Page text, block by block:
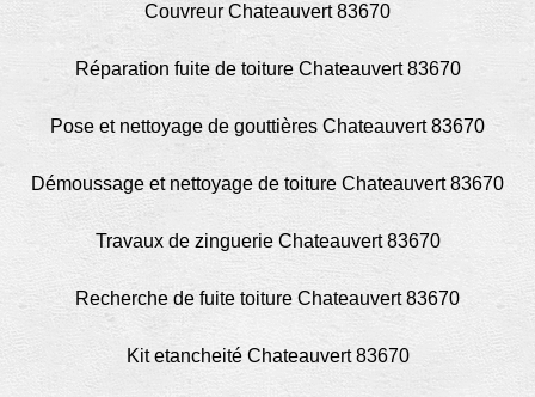
Couvreur Chateauvert 83670
Réparation fuite de toiture Chateauvert 83670
Pose et nettoyage de gouttières Chateauvert 83670
Démoussage et nettoyage de toiture Chateauvert 83670
Travaux de zinguerie Chateauvert 83670
Recherche de fuite toiture Chateauvert 83670
Kit etancheité Chateauvert 83670